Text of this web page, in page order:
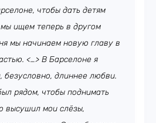
чтобы дать детям
мы ищем теперь в другом
мы начинаем новую главу в
<…> В Барселоне я
безусловно, длиннее любви.
рядом, чтобы поднимать
высушил мои слёзы,